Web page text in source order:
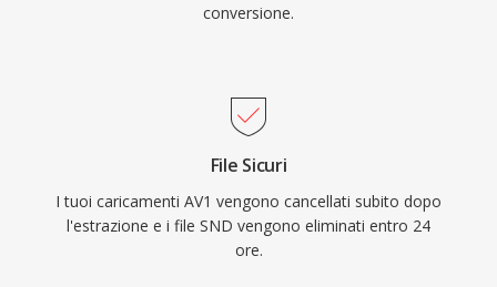
conversione.
File Sicuri
I tuoi caricamenti AV1 vengono cancellati subito dopo
l'estrazione e i file SND vengono eliminati entro 24
ore.